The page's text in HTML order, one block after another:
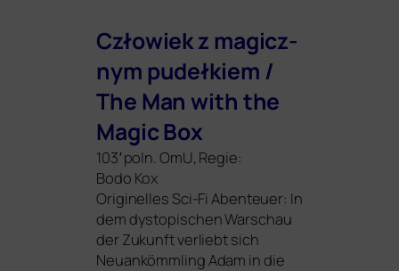
Człowiek z magicz­
nym pudełkiem /
The Man with the
Magic Box
103′ poln. OmU, Regie:
Bodo Kox
Originelles Sci-Fi Abenteuer: In
dem dys­to­pi­schen Warschau
der Zukunft ver­liebt sich
Neuankömmling Adam in die